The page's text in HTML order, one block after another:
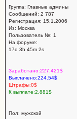
Группа: Главные админы
Сообщений: 2 787
Регистрация: 15.1.2006
Из: Москва
Пользователь №: 1
На форуме:
17d 3h 45m 2s
Заработано:227.421$
Выплачено:224.54$
Штрафы:0$
К выплате:2.881$
Пол: мужской